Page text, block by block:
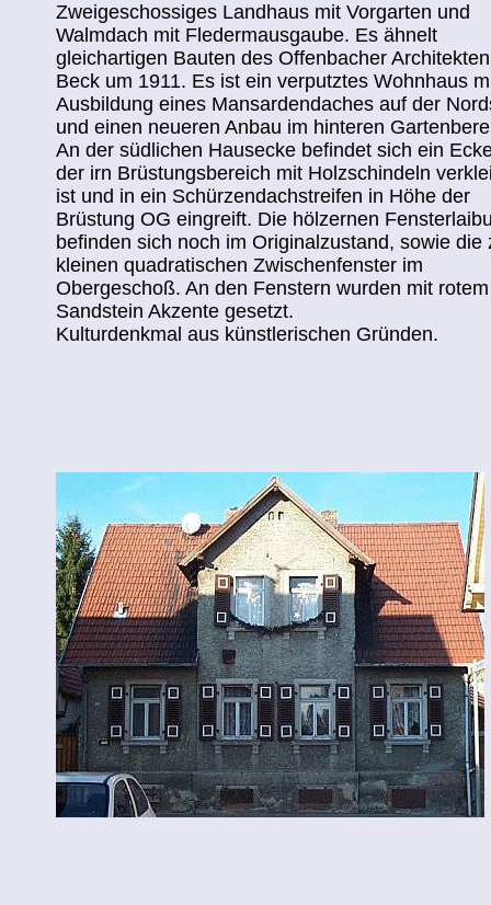
Zweigeschossiges Landhaus mit Vorgarten und
Walmdach mit Fledermausgaube. Es ähnelt
gleichartigen Bauten des Offenbacher
Beck um 1911. Es ist ein verputztes Wohnhaus
Ausbildung eines Mansardendaches auf der
und einen neueren Anbau im hinteren
An der südlichen Hausecke befindet sich ein
der irn Brüstungsbereich mit Holzschindeln
ist und in ein Schürzendachstreifen in Höhe der
Brüstung OG eingreift. Die hölzernen
befinden sich noch im Originalzustand, sowie die
kleinen quadratischen Zwischenfenster im
Obergeschoß. An den Fenstern wurden mit rotem
Sandstein Akzente gesetzt.
Kulturdenkmal aus künstlerischen Gründen.